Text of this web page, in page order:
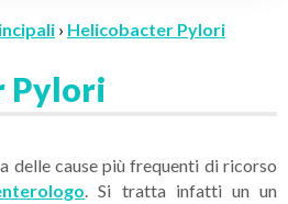
› Helicobacter Pylori
Pylori
delle cause più frequenti di ricorso
. Si tratta infatti un un